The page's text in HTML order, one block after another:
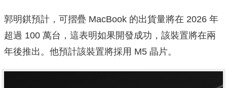
郭明錤預計，可摺疊 MacBook 的出貨量將在 2026 年
超過 100 萬台，這表明如果開發成功，該裝置將在兩
年後推出。他預計該裝置將採用 M5 晶片。